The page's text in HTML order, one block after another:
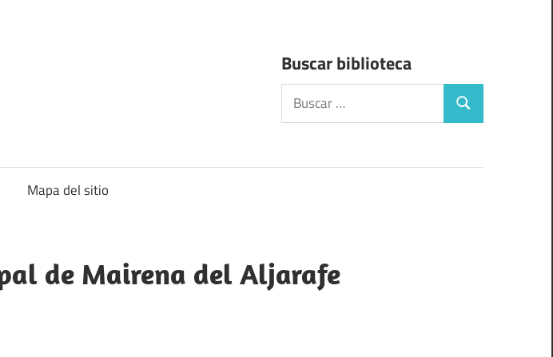
Buscar biblioteca
Buscar:
Buscar
Mapa del sitio
de Mairena del Aljarafe